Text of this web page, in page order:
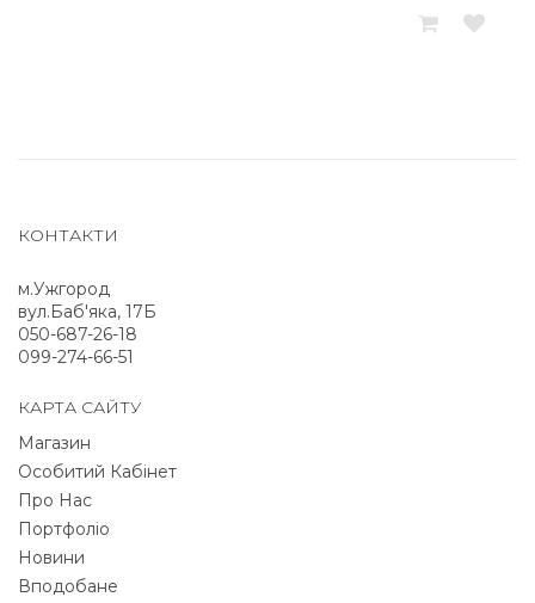
КОНТАКТИ
м.Ужгород
вул.Баб'яка, 17Б
050-687-26-18
099-274-66-51
КАРТА САЙТУ
Магазин
Особитий Кабінет
Про Нас
Портфоліо
Новини
Вподобане